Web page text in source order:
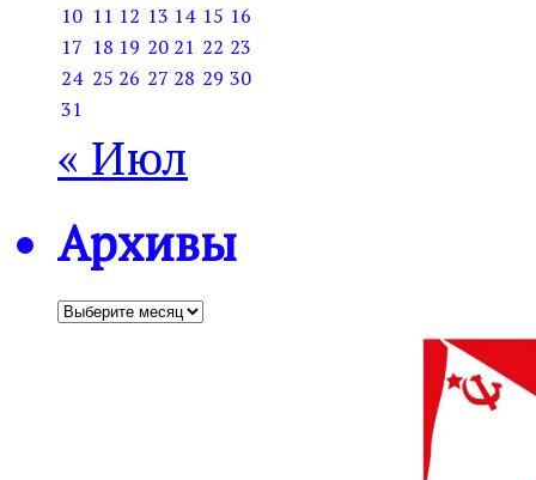
10 11 12 13 14 15 16
17 18 19 20 21 22 23
24 25 26 27 28 29 30
31
« Июл
Архивы
Архивы